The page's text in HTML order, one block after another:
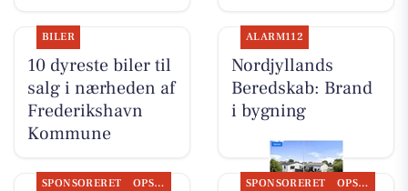
BILER
10 dyreste biler til
salg i nærheden af
Frederikshavn
Kommune
ALARM112
Nordjyllands
Beredskab: Brand
i bygning
SPONSORERET OPSLAGSTAVLEN SPONSORERET OPSLAGSTAVLEN